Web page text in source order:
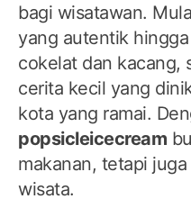
bagi wisatawan.
yang autentik
cokelat dan kacang,
cerita kecil yang
kota yang ramai.
popsicleicecream
makanan, tetapi
wisata.